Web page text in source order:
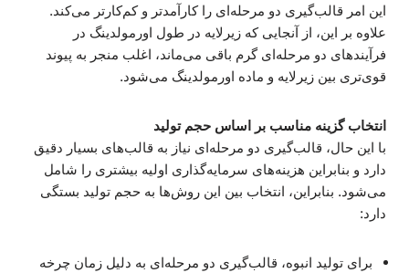
این امر قالب‌گیری دو مرحله‌ای را کارآمدتر و کم‌کارتر می‌کند.
علاوه بر این، از آنجایی که زیرلایه در طول اورمولدینگ در
فرآیندهای دو مرحله‌ای گرم باقی می‌ماند، اغلب منجر به پیوند
قوی‌تری بین زیرلایه و ماده اورمولدینگ می‌شود.
انتخاب گزینه مناسب بر اساس حجم تولید
با این حال، قالب‌گیری دو مرحله‌ای نیاز به قالب‌های بسیار دقیق
دارد و بنابراین هزینه‌های سرمایه‌گذاری اولیه بیشتری را شامل
می‌شود. بنابراین، انتخاب بین این روش‌ها به حجم تولید بستگی
دارد:
برای تولید انبوه، قالب‌گیری دو مرحله‌ای به دلیل زمان چرخه